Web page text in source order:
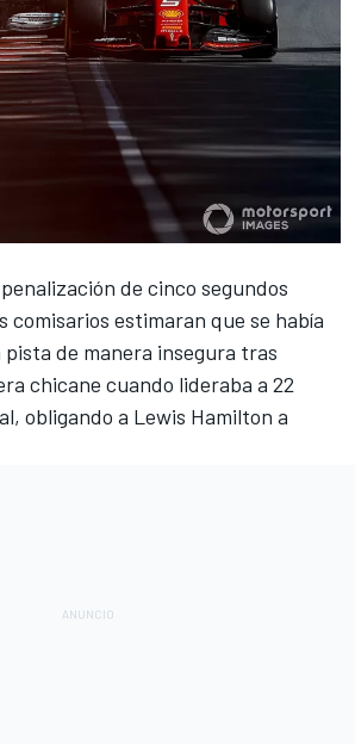
penalización de cinco segundos
comisarios estimaran que se había
de manera insegura tras
chicane cuando lideraba a 22
obligando a Lewis Hamilton a